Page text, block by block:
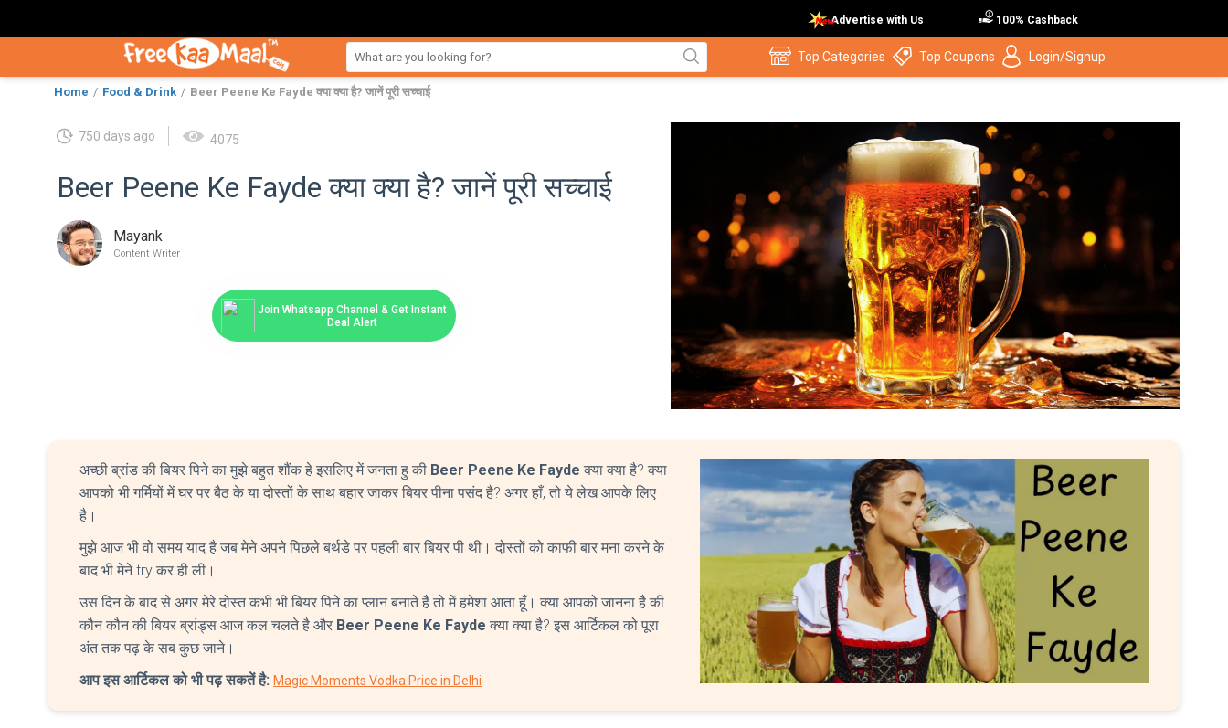
Advertise with Us 100% Cashback
Top Categories Top Coupons Login/Signup
Home Food & Drink Beer Peene Ke Fayde क्या क्या है? जानें पूरी सच्चाई
750 days ago 4075
Beer Peene Ke Fayde क्या क्या है? जानें पूरी सच्चाई
Mayank
Content Writer
Join Whatsapp Channel & Get Instant
Deal Alert
अच्छी ब्रांड की बियर पिने का मुझे बहुत शौंक हे इसलिए में जनता हु की Beer Peene Ke Fayde क्या क्या है? क्या
आपको भी गर्मियों में घर पर बैठ के या दोस्तों के साथ बहार जाकर बियर पीना पसंद है? अगर हाँ, तो ये लेख आपके लिए
है।
मुझे आज भी वो समय याद है जब मेने अपने पिछले बर्थडे पर पहली बार बियर पी थी। दोस्तों को काफी बार मना करने के
बाद भी मेने try कर ही ली।
उस दिन के बाद से अगर मेरे दोस्त कभी भी बियर पिने का प्लान बनाते है तो में हमेशा आता हूँ। क्या आपको जानना है की
कौन कौन की बियर ब्रांड्स आज कल चलते है और Beer Peene Ke Faydeक्या क्या है? इस आर्टिकल को पूरा
अंत तक पढ़ के सब कुछ जाने।
आप इस आर्टिकल को भी पढ़ सकतें है: Magic Moments Vodka Price in Delhi